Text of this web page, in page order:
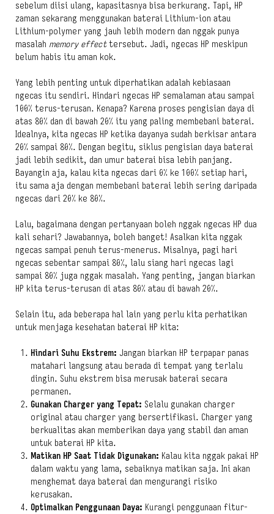
sebelum diisi ulang, kapasitasnya bisa berkurang. Tapi, HP
zaman sekarang menggunakan baterai Lithium-ion atau
Lithium-polymer yang jauh lebih modern dan nggak punya
masalah memory effecttersebut. Jadi, ngecas HP meskipun
belum habis itu aman kok.
Yang lebih penting untuk diperhatikan adalah kebiasaan
ngecas itu sendiri. Hindari ngecas HP semalaman atau sampai
100% terus-terusan. Kenapa? Karena proses pengisian daya di
atas 80% dan di bawah 20% itu yang paling membebani baterai.
Idealnya, kita ngecas HP ketika dayanya sudah berkisar antara
20% sampai 80%. Dengan begitu, siklus pengisian daya baterai
jadi lebih sedikit, dan umur baterai bisa lebih panjang.
Bayangin aja, kalau kita ngecas dari 0% ke 100% setiap hari,
itu sama aja dengan membebani baterai lebih sering daripada
ngecas dari 20% ke 80%.
Lalu, bagaimana dengan pertanyaan boleh nggak ngecas HP dua
kali sehari? Jawabannya, boleh banget! Asalkan kita nggak
ngecas sampai penuh terus-menerus. Misalnya, pagi hari
ngecas sebentar sampai 80%, lalu siang hari ngecas lagi
sampai 80% juga nggak masalah. Yang penting, jangan biarkan
HP kita terus-terusan di atas 80% atau di bawah 20%.
Selain itu, ada beberapa hal lain yang perlu kita perhatikan
untuk menjaga kesehatan baterai HP kita:
Hindari Suhu Ekstrem: Jangan biarkan HP terpapar panas
matahari langsung atau berada di tempat yang terlalu
dingin. Suhu ekstrem bisa merusak baterai secara
permanen.
Gunakan Charger yang Tepat: Selalu gunakan charger
original atau charger yang bersertifikasi. Charger yang
berkualitas akan memberikan daya yang stabil dan aman
untuk baterai HP kita.
Matikan HP Saat Tidak Digunakan: Kalau kita nggak pakai HP
dalam waktu yang lama, sebaiknya matikan saja. Ini akan
menghemat daya baterai dan mengurangi risiko
kerusakan.
Optimalkan Penggunaan Daya: Kurangi penggunaan fitur-